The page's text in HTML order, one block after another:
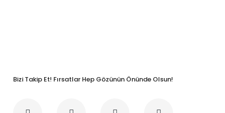
Bizi Takip Et! Fırsatlar Hep Gözünün Önünde Olsun!